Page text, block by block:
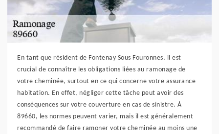
En tant que résident de Fontenay Sous Fouronnes, il est
crucial de connaître les obligations liées au ramonage de
votre cheminée, surtout en ce qui concerne votre assurance
habitation. En effet, négliger cette tâche peut avoir des
conséquences sur votre couverture en cas de sinistre. À
89660, les normes peuvent varier, mais il est généralement
recommandé de faire ramoner votre cheminée au moins une